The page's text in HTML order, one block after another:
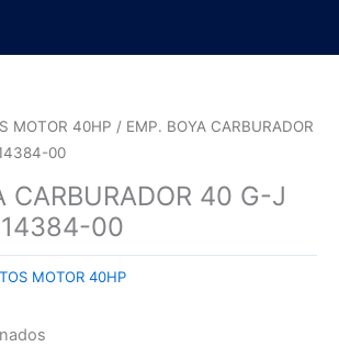
MOTOR 40HP / EMP. BOYA CARBURADOR
00
CARBURADOR 40 G-J
00
MOTOR 40HP